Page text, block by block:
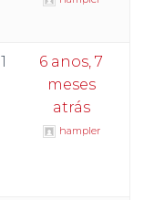
1
6 anos, 7
meses
atrás
hampler